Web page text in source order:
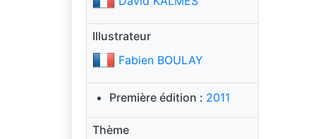
Illustrateur
Fabien BOULAY
Première édition : 2011
Thème